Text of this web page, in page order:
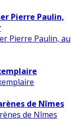
Pierre Paulin,
de Nîmes